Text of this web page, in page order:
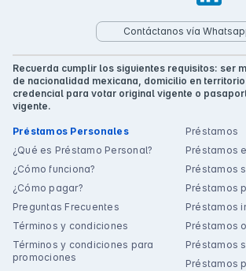
Contáctanos vía
Recuerda cumplir los siguientes requisitos: ser
de nacionalidad mexicana, domicilio en
credencial para votar original vigente o
vigente.
Préstamos Personales
¿Qué es Préstamo Personal?
¿Cómo funciona?
¿Cómo pagar?
Preguntas Frecuentes
Términos y condiciones
Términos y condiciones para
promociones
Préstamos
Préstamos
Préstamos
Préstamos
Préstamos
Préstamos
Préstamos
Préstamos